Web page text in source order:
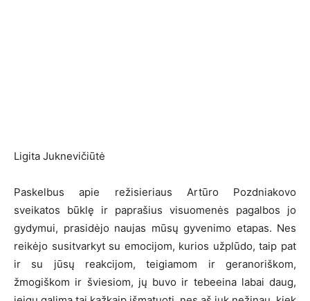
Ligita Juknevičiūtė
Paskelbus apie režisieriaus Artūro Pozdniakovo
sveikatos būklę ir paprašius visuomenės pagalbos jo
gydymui, prasidėjo naujas mūsų gyvenimo etapas. Nes
reikėjo susitvarkyt su emocijom, kurios užplūdo, taip pat
ir su jūsų reakcijom, teigiamom ir geranoriškom,
žmogiškom ir šviesiom, jų buvo ir tebeeina labai daug,